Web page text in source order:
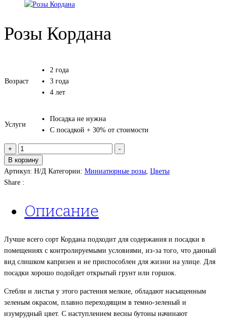
Розы Кордана
Возраст
2 года
3 года
4 лет
Услуги
Посадка не нужна
С посадкой + 30% от стоимости
+
Количество
товара
Розы
Кордана
-
В корзину
Артикул: Н/Д Категории: Миниатюрные розы, Цветы
Share :
Описание
Лучше всего сорт Кордана подходит для содержания и посадки в
помещениях с контролируемыми условиями, из-за того, что данный
вид слишком капризен и не приспособлен для жизни на улице. Для
посадки хорошо подойдет открытый грунт или горшок.
Стебли и листья у этого растения мелкие, обладают насыщенным
зеленым окрасом, плавно переходящим в темно-зеленый и
изумрудный цвет. С наступлением весны бутоны начинают